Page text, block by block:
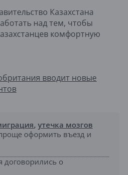
Казахстана
над тем, чтобы
комфортную
вводит новые
, утечка мозгов
оформить въезд и
договорились о